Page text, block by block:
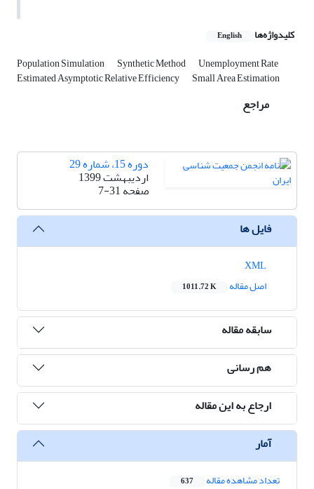
کلیدواژه‌ها English
Population Simulation Synthetic Method Unemployment Rate
Estimated Asymptotic Relative Efficiency Small Area Estimation
مراجع
دوره 15، شماره 29
اردیبهشت 1399
صفحه7-31
فایل ها
اصل مقاله
1011.72 K
سابقه مقاله
هم رسانی
ارجاع به این مقاله
آمار
تعداد مشاهده مقاله 637